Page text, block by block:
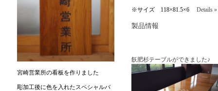
宮崎営業所の看板を作りました
彫加工後に色を入れたスペシャルバ
※サイズ 118×81.5×6 Details »
製品情報
飫肥杉テーブルができました♪